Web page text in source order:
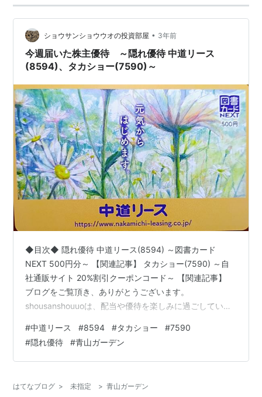
ショウサンショウウオの投資部屋 • 3年前
今週届いた株主優待 ～隠れ優待 中道リース
(8594)、タカショー(7590)～
◆目次◆ 隠れ優待 中道リース(8594) ～図書カード
NEXT 500円分～ 【関連記事】 タカショー(7590) ～自
社通販サイト 20%割引クーポンコード～ 【関連記事】
ブログをご覧頂き、ありがとうございます。
shousanshouuoは、配当や優待を楽しみに過ごしている
しずつ届いています。 今回は「今週届いた株主優待 ～隠
れ優待 中道リース(8594)、タカショー(7590)～」につい
ての記事です。 ランキング参加中株式投資・FX・マネー
書カードNEXT 500円分～…
#中道リース #8594 #タカショー #7590
#隠れ優待 #青山ガーデン
はてなブログ > 未指定 > 青山ガーデン